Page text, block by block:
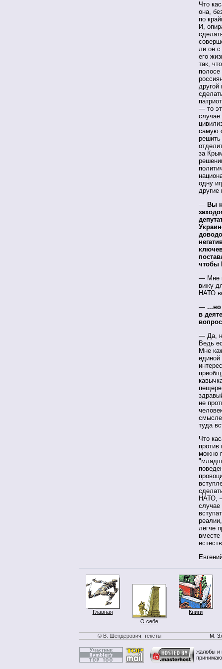
Что
она,
по
И,
ли он с
его
так,
другой
— то
случае
самую
решить
за
одну
другие
— Вы
чтобы
— Мне
вижу
НАТО
— ...но
в
— Да,
Ведь
Мне
единой
не
туда
Что
можно
НАТО,
случае
легче
Главная
О себе
Книги
© В. Шендерович, тексты М.
жалобы и